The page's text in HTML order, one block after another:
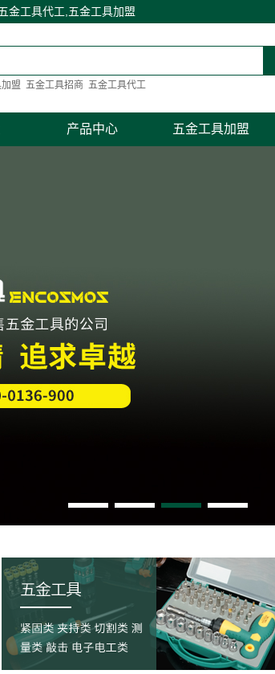
金工具代工,五金工具加盟
盟 五金工具招商 五金工具代工
产品中心
宁波剪切工具系列
宁波焊割 焊接系列
五金工具加盟
2 3 4